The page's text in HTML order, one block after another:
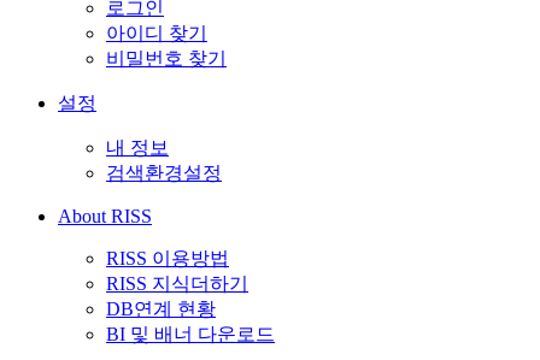
로그인
아이디 찾기
비밀번호 찾기
설정
내 정보
검색환경설정
About RISS
RISS 이용방법
RISS 지식더하기
DB연계 현황
BI 및 배너 다운로드